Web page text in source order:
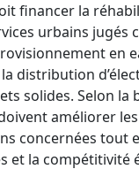
financer la
urbains jugés
en
la distribution
solides. Selon la
améliorer
concernées tout
et la compétitivité